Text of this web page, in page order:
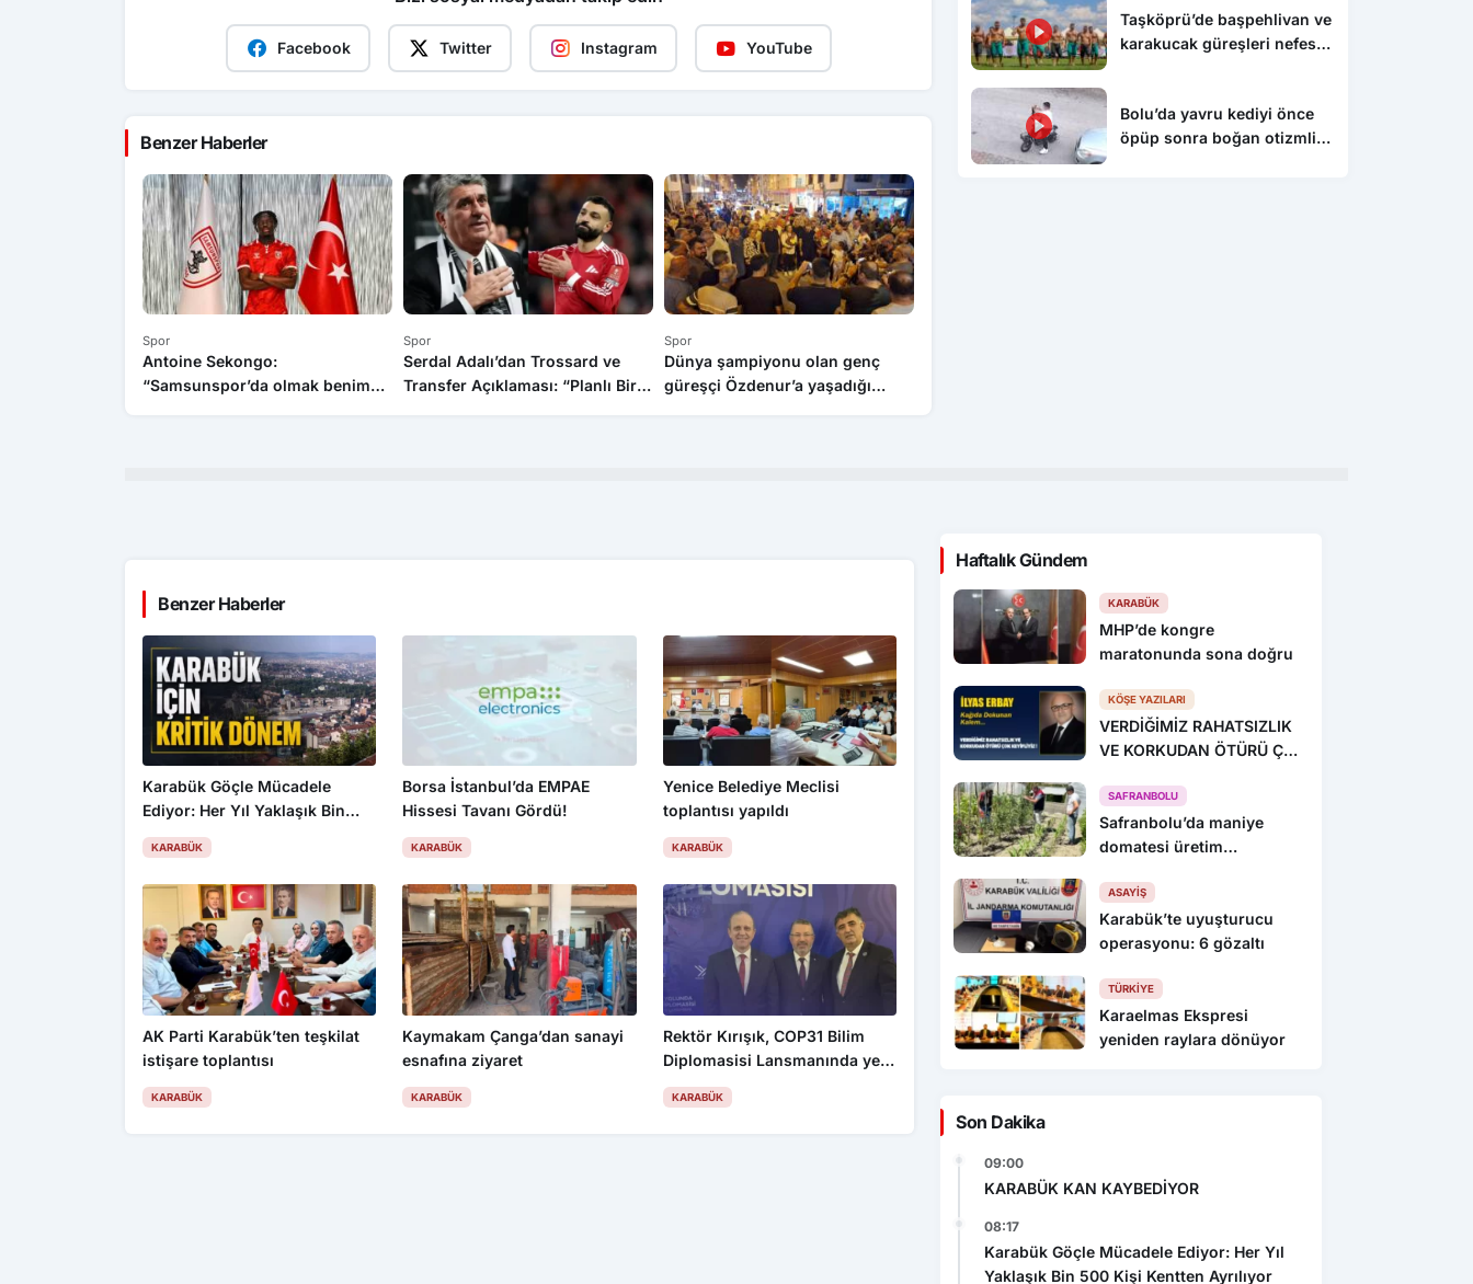
Facebook Twitter Instagram YouTube
Benzer Haberler
Spor
Antoine Sekongo:
“Samsunspor’da olmak benim
Spor
Serdal Adalı’dan Trossard ve
Transfer Açıklaması: “Planlı Bir
Spor
Dünya şampiyonu olan genç
güreşçi Özdenur’a yaşadığı
Taşköprü’de başpehlivan ve
karakucak güreşleri nefes
Bolu’da yavru kediyi önce
öpüp sonra boğan otizmli
Benzer Haberler
Karabük Göçle Mücadele
Ediyor: Her Yıl Yaklaşık Bin
500 Kişi Kentten Ayrılıyor
KARABÜK
Borsa İstanbul’da EMPAE
Hissesi Tavanı Gördü!
KARABÜK
Yenice Belediye Meclisi
toplantısı yapıldı
KARABÜK
AK Parti Karabük’ten teşkilat
istişare toplantısı
KARABÜK
Kaymakam Çanga’dan sanayi
esnafına ziyaret
KARABÜK
Rektör Kırışık, COP31 Bilim
Diplomasisi Lansmanında yer
aldı
KARABÜK
Haftalık Gündem
KARABÜK
MHP’de kongre
maratonunda sona doğru
KÖŞE YAZILARI
VERDİĞİMİZ RAHATSIZLIK
VE KORKUDAN ÖTÜRÜ ÇOK
SAFRANBOLU
Safranbolu’da maniye
domatesi üretim
ASAYIŞ
Karabük’te uyuşturucu
operasyonu: 6 gözaltı
TÜRKIYE
Karaelmas Ekspresi
yeniden raylara dönüyor
Son Dakika
09:00
KARABÜK KAN KAYBEDİYOR
08:17
Karabük Göçle Mücadele Ediyor: Her Yıl
Yaklaşık Bin 500 Kişi Kentten Ayrılıyor